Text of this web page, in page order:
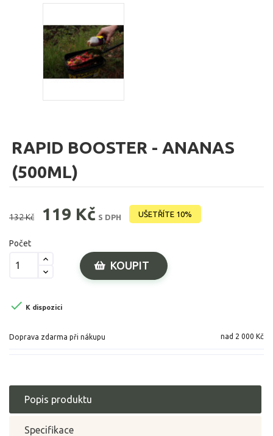
RAPID BOOSTER - ANANAS
(500ML)
132 Kč 119 Kč S DPH UŠETŘÍTE 10%
Počet
KOUPIT
 K dispozici
Doprava zdarma při nákupu nad 2 000 Kč
Popis produktu
Specifikace